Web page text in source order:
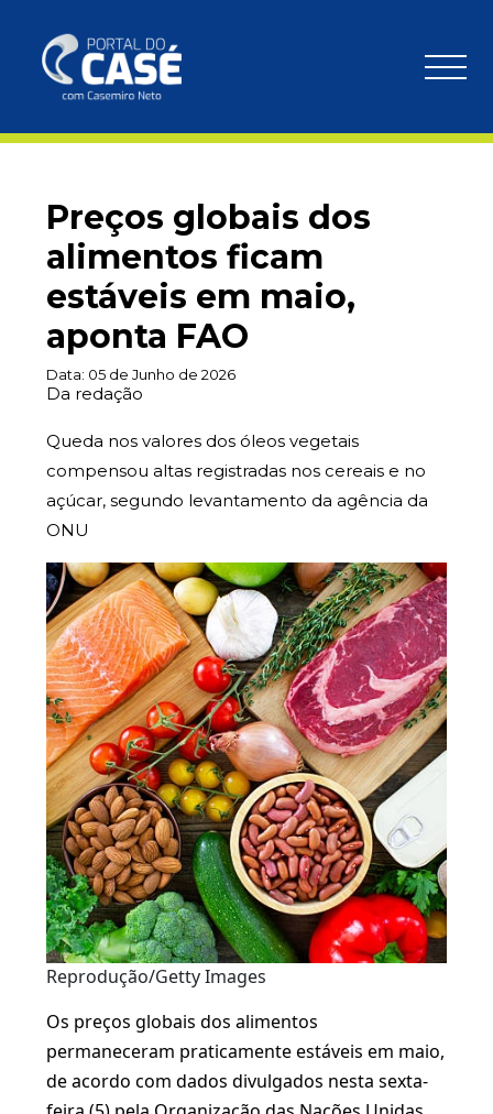
Preços globais dos
alimentos ficam
estáveis em maio,
aponta FAO
Data: 05 de Junho de 2026
Da redação
Queda nos valores dos óleos vegetais
compensou altas registradas nos cereais e no
açúcar, segundo levantamento da agência da
ONU
Reprodução/Getty Images
Os preços globais dos alimentos
permaneceram praticamente estáveis em maio,
de acordo com dados divulgados nesta sexta-